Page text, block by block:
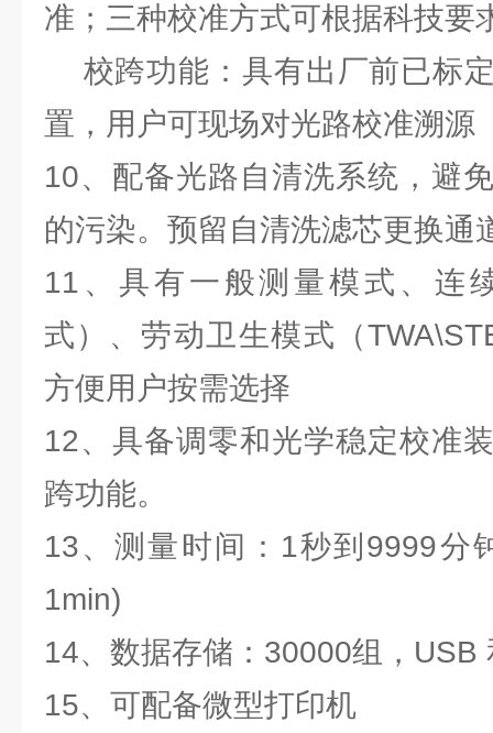
准；三种校准方式可根据科技要
校跨功能：具有出厂前已标
置，用户可现场对光路校准溯源
10、配备光路自清洗系统，避
的污染。预留自清洗滤芯更换通
11、具有一般测量模式、连
式）、劳动卫生模式（
方便用户按需选择
12、具备调零和光学稳定校准
跨功能。
13、测量时间：1秒到9999分
1min)
14、数据存储：30000组，USB
15、可配备微型打印机